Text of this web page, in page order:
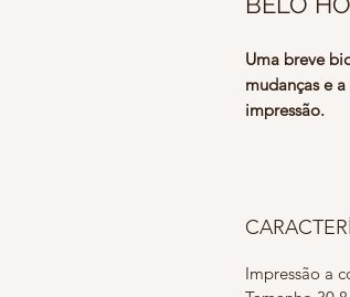
Uma breve
mudanças e
impressão.
Impressão a